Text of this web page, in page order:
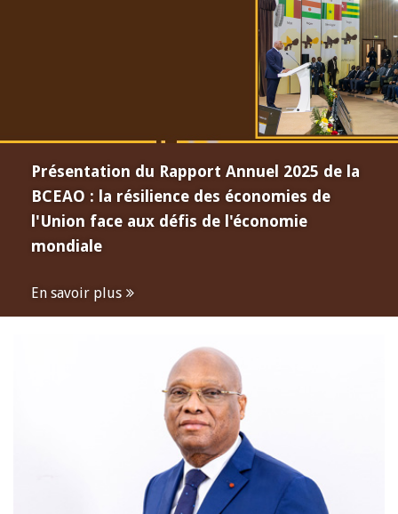
Présentation du Rapport Annuel 2025 de la
BCEAO : la résilience des économies de
l'Union face aux défis de l'économie
mondiale
En savoir plus